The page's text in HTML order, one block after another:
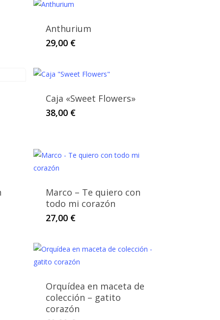
Anthurium
29,00 €
Caja «Sweet Flowers»
38,00 €
Marco – Te quiero con
todo mi corazón
27,00 €
Orquídea en maceta de
colección – gatito
corazón